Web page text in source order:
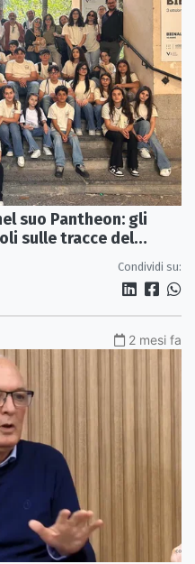
suo Pantheon: gli
sulle tracce del
Condividi su:
2 mesi fa